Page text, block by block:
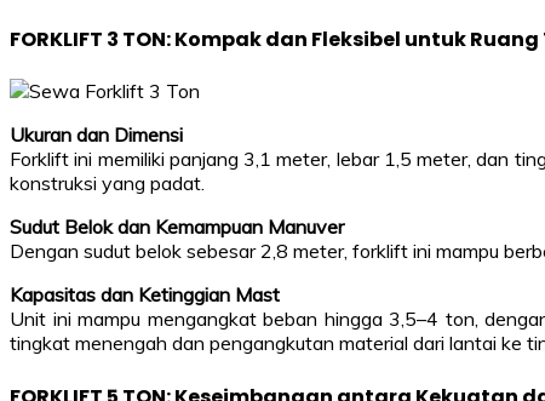
FORKLIFT 3 TON: Kompak dan Fleksibel untuk
Ukuran dan Dimensi
Forklift ini memiliki panjang 3,1 meter, lebar 1,5 meter, dan
konstruksi yang padat.
Sudut Belok dan Kemampuan Manuver
Dengan sudut belok sebesar 2,8 meter, forklift ini mampu
Kapasitas dan Ketinggian Mast
Unit ini mampu mengangkat beban hingga 3,5–4 ton,
tingkat menengah dan pengangkutan material dari lantai ke